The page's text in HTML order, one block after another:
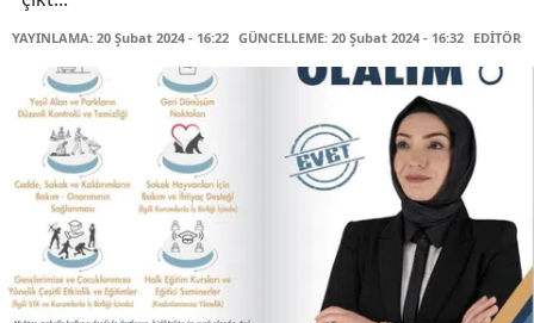
YAYINLAMA: 20 Şubat 2024 - 16:22 GÜNCELLEME: 20 Şubat 2024 - 16:32